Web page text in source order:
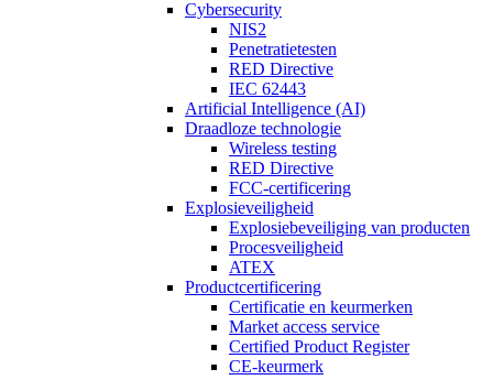
Cybersecurity
NIS2
Penetratietesten
RED Directive
IEC 62443
Artificial Intelligence (AI)
Draadloze technologie
Wireless testing
RED Directive
FCC-certificering
Explosieveiligheid
Explosiebeveiliging van producten
Procesveiligheid
ATEX
Productcertificering
Certificatie en keurmerken
Market access service
Certified Product Register
CE-keurmerk